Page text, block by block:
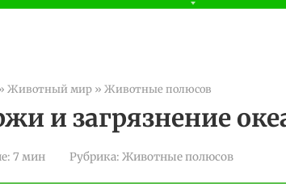
Животный мир » Животные полюсов
и загрязнение
7 мин Рубрика: Животные полюсов